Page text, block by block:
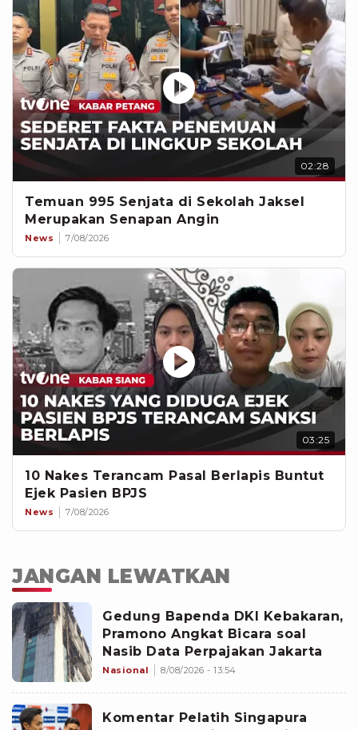
02:28
Temuan 995 Senjata di Sekolah Jaksel
Merupakan Senapan Angin
News 7/08/2026
03:25
10 Nakes Terancam Pasal Berlapis Buntut
Ejek Pasien BPJS
News 7/08/2026
JANGAN LEWATKAN
Gedung Bapenda DKI Kebakaran,
Pramono Angkat Bicara soal
Nasib Data Perpajakan Jakarta
Nasional 8/08/2026 - 13:54
Komentar Pelatih Singapura